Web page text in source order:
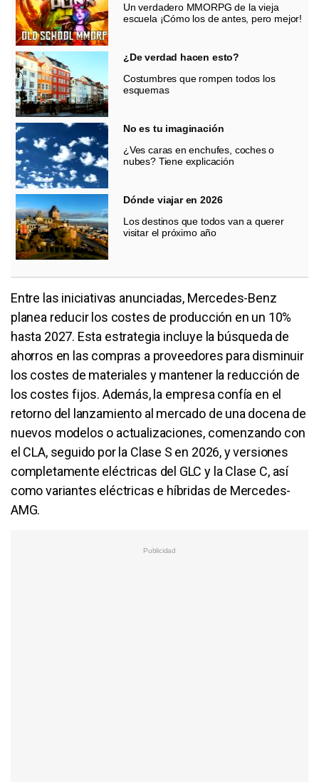
Un verdadero MMORPG de la vieja
escuela ¡Cómo los de antes, pero mejor!
¿De verdad hacen esto?
Costumbres que rompen todos los
esquemas
No es tu imaginación
¿Ves caras en enchufes, coches o
nubes? Tiene explicación
Dónde viajar en 2026
Los destinos que todos van a querer
visitar el próximo año
Entre las iniciativas anunciadas, Mercedes-Benz
planea reducir los costes de producción en un 10%
hasta 2027. Esta estrategia incluye la búsqueda de
ahorros en las compras a proveedores para disminuir
los costes de materiales y mantener la reducción de
los costes fijos. Además, la empresa confía en el
retorno del lanzamiento al mercado de una docena de
nuevos modelos o actualizaciones, comenzando con
el CLA, seguido por la Clase S en 2026, y versiones
completamente eléctricas del GLC y la Clase C, así
como variantes eléctricas e híbridas de Mercedes-
AMG.